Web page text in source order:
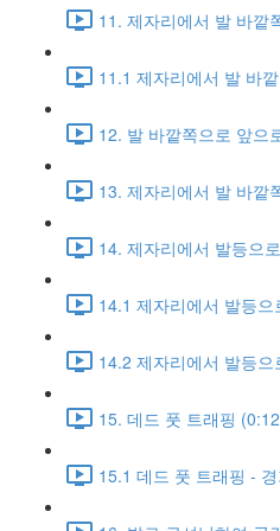
11. 제자리에서 발 바깥
11.1 제자리에서 발 바
12. 발 바깥쪽으로 앞으
13. 제자리에서 발 바깥
14. 제자리에서 발등으
14.1 제자리에서 발등
14.2 제자리에서 발등
15. 데드 풋 트래핑
15.1 데드 풋 트래핑 -